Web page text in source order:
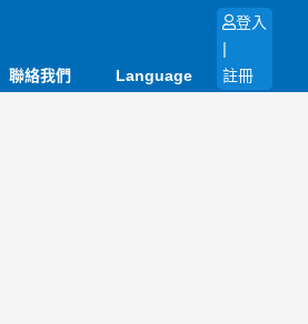
聯絡我們 Language
登入
|
註冊